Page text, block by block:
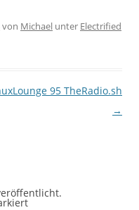
von Michael unter Electrified
95 TheRadio.sh
→